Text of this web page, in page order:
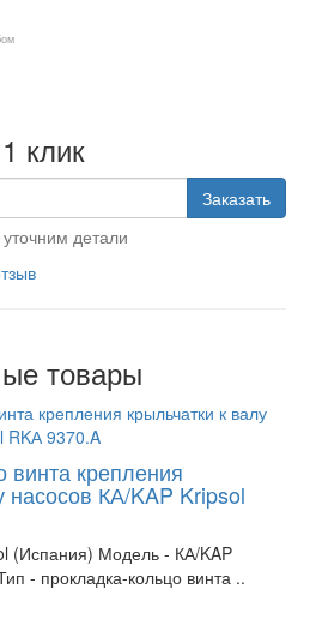
клик
Заказать
детали
товары
винта крепления
насосов КА/KAP Kripsol
(Испания) Модель - КА/KAP
- прокладка-кольцо винта ..